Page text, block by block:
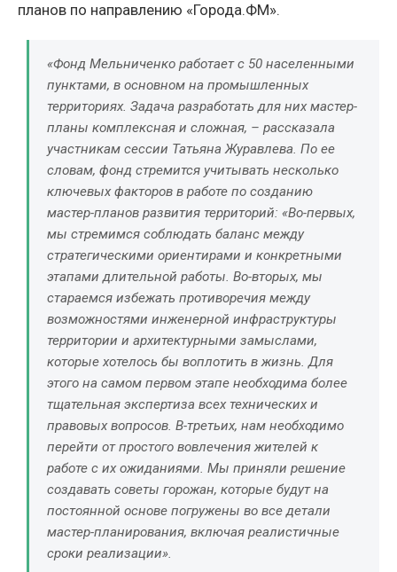
планов по направлению «Города.ФМ».
«Фонд Мельниченко работает с 50 населенными
пунктами, в основном на промышленных
территориях. Задача разработать для них мастер-
планы комплексная и сложная, – рассказала
участникам сессии Татьяна Журавлева. По ее
словам, фонд стремится учитывать несколько
ключевых факторов в работе по созданию
мастер-планов развития территорий: «Во-первых,
мы стремимся соблюдать баланс между
стратегическими ориентирами и конкретными
этапами длительной работы. Во-вторых, мы
стараемся избежать противоречия между
возможностями инженерной инфраструктуры
территории и архитектурными замыслами,
которые хотелось бы воплотить в жизнь. Для
этого на самом первом этапе необходима более
тщательная экспертиза всех технических и
правовых вопросов. В-третьих, нам необходимо
перейти от простого вовлечения жителей к
работе с их ожиданиями. Мы приняли решение
создавать советы горожан, которые будут на
постоянной основе погружены во все детали
мастер-планирования, включая реалистичные
сроки реализации».